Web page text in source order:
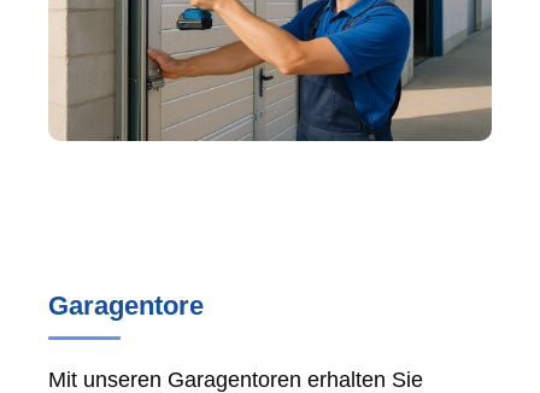
Garagentore
Mit unseren Garagentoren erhalten Sie